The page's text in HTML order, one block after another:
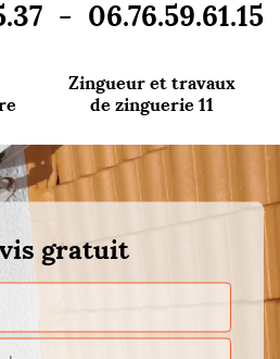
- 06.76.59.61.15
Zingueur et travaux
de zinguerie 11
gratuit